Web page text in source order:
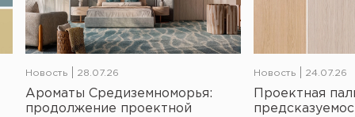
Новость 28.07.26
Ароматы Средиземноморья:
продолжение проектной
Новость 24.07.26
Проектная